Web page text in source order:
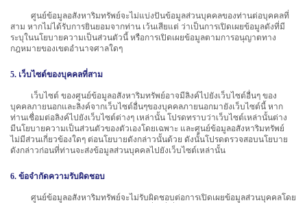
ศูนย์ข้อมูลอสังหาริมทรัพย์จะไม่แบ่งปันข้อมูลส่วนบุคคลของท่านต่อบุคคลที่
สาม หากไม่ได้รับการยินยอมจากท่าน เว้นเสียแต่ ว่าเป็นการเปิดเผยข้อมูลดังที่มี
ระบุในนโยบายความเป็นส่วนตัวนี้ หรือการเปิดเผยข้อมูลตามการอนุญาตทาง
กฎหมายของเขตอำนาจศาลใดๆ
5. เว็บไซต์ของบุคคลที่สาม
เว็บไซต์ ของศูนย์ข้อมูลอสังหาริมทรัพย์อาจมีลิงค์ไปยังเว็บไซต์อื่นๆ ของ
บุคคลภายนอกและลิงค์จากเว็บไซต์อื่นๆของบุคคลภายนอกมายังเว็บไซต์นี้ หาก
ท่านเชื่อมต่อลิงค์ไปยังเว็บไซต์ต่างๆ เหล่านั้น โปรดทราบว่าเว็บไซต์เหล่านั้นต่าง
มีนโยบายความเป็นส่วนตัวของตัวเองโดยเฉพาะ และศูนย์ข้อมูลอสังหาริมทรัพย์
ไม่มีส่วนเกี่ยวข้องใดๆ ต่อนโยบายดังกล่าวนั้นด้วย ดังนั้นโปรดตรวจสอบนโยบาย
ดังกล่าวก่อนที่ท่านจะส่งข้อมูลส่วนบุคคลไปยังเว็บไซต์เหล่านั้น
6. ข้อจำกัดความรับผิดชอบ
ศูนย์ข้อมูลอสังหาริมทรัพย์จะไม่รับผิดชอบต่อการเปิดเผยข้อมูลส่วนบุคคลโดย